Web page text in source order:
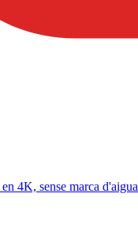
4K, sense marca d'aigua